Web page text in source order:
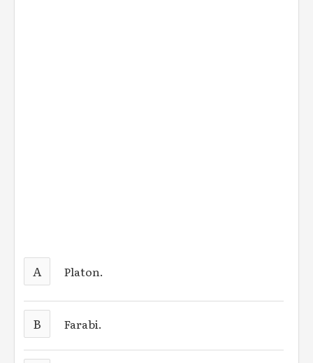
A Platon.
B Farabi.